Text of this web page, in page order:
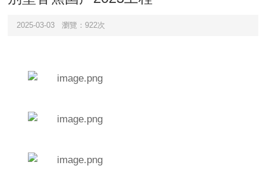
2025-03-03 瀏覽：922次